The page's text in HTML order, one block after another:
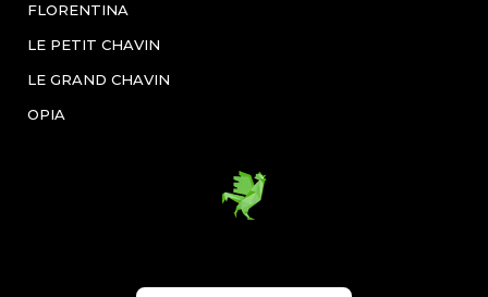
FLORENTINA
LE PETIT CHAVIN
LE GRAND CHAVIN
OPIA